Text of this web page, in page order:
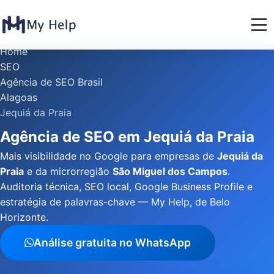
Home
SEO
Agência de SEO Brasil
Alagoas
Jequiá da Praia
Agência de SEO em Jequiá da Praia
Mais visibilidade no Google para empresas de Jequiá da
Praia e da microrregião São Miguel dos Campos.
Auditoria técnica, SEO local, Google Business Profile e
estratégia de palavras-chave — My Help, de Belo
Horizonte.
Análise gratuita no WhatsApp